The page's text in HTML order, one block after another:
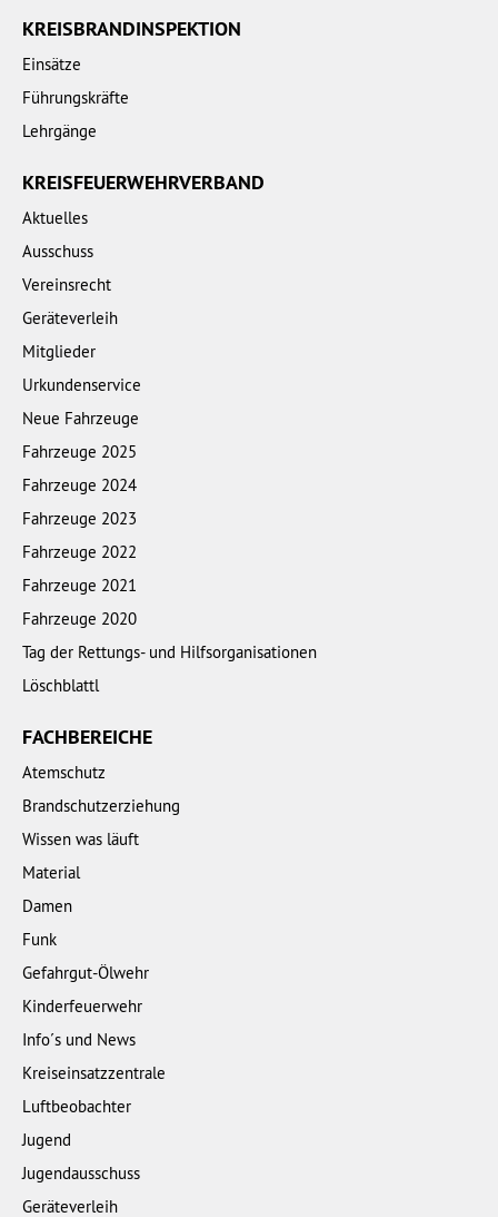
KREISBRANDINSPEKTION
Einsätze
Führungskräfte
Lehrgänge
KREISFEUERWEHRVERBAND
Aktuelles
Ausschuss
Vereinsrecht
Geräteverleih
Mitglieder
Urkundenservice
Neue Fahrzeuge
Fahrzeuge 2025
Fahrzeuge 2024
Fahrzeuge 2023
Fahrzeuge 2022
Fahrzeuge 2021
Fahrzeuge 2020
Tag der Rettungs- und Hilfsorganisationen
Löschblattl
FACHBEREICHE
Atemschutz
Brandschutzerziehung
Wissen was läuft
Material
Damen
Funk
Gefahrgut-Ölwehr
Kinderfeuerwehr
Info´s und News
Kreiseinsatzzentrale
Luftbeobachter
Jugend
Jugendausschuss
Geräteverleih